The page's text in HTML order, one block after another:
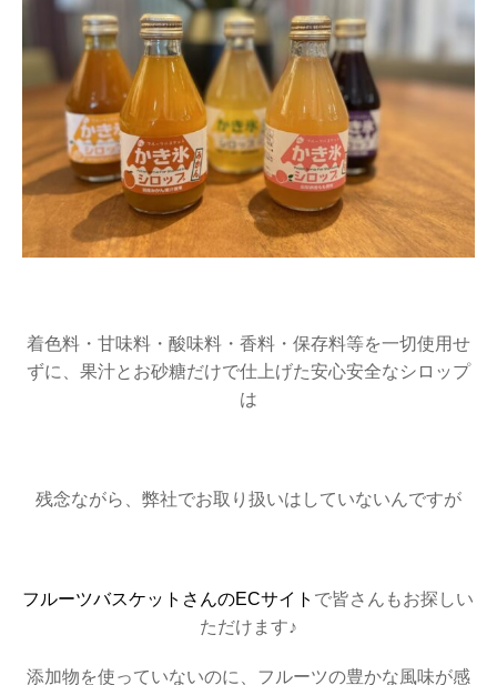
着色料・甘味料・酸味料・香料・保存料等を一切使用せ
ずに、果汁とお砂糖だけで仕上げた安心安全なシロップ
は
残念ながら、弊社でお取り扱いはしていないんですが
フルーツバスケットさんのECサイト で皆さんもお探しい
ただけます♪
添加物を使っていないのに、フルーツの豊かな風味が感